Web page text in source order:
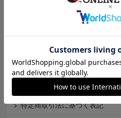
インフォメーション
個人情報保護方針
Cookieポリシー
特定商取引法に基づく表記